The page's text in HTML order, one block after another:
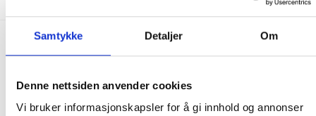
Samtykke Detaljer Om
Denne nettsiden anvender cookies
Vi bruker informasjonskapsler for å gi innhold og annonser
handlekurven/checkout. Prisen avhenger av vekt eller volumvekt
på pakken.